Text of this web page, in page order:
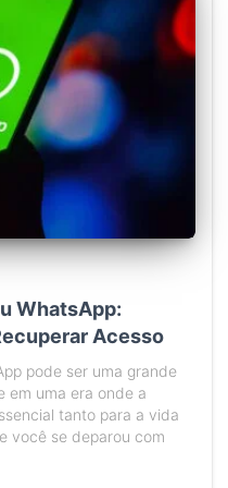
WhatsApp:
Acesso
pode ser uma grande
em uma era onde a
tanto para a vida
você se deparou com